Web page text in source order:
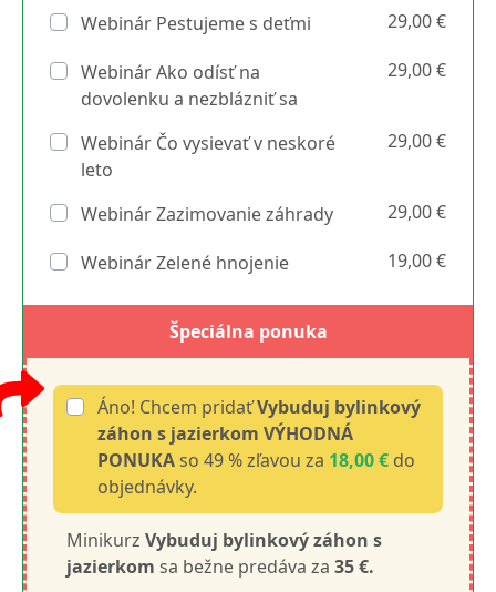
Webinár Pestujeme s deťmi 29,00 €
Webinár Ako odísť na
dovolenku a nezblázniť sa
29,00 €
Webinár Čo vysievať v neskoré
leto
29,00 €
Webinár Zazimovanie záhrady 29,00 €
Webinár Zelené hnojenie 19,00 €
Špeciálna ponuka
Áno! Chcem pridaťVybuduj bylinkový
záhon s jazierkom VÝHODNÁ
PONUKAso 49 % zľavou za 18,00 € do
objednávky.
Minikurz Vybuduj bylinkový záhon s
jazierkom sa bežne predáva za 35 €.